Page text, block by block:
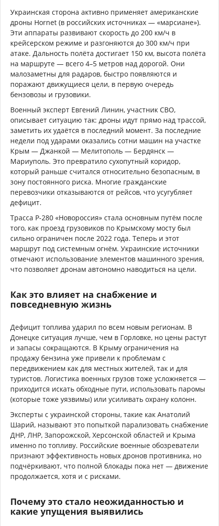
Украинская сторона активно применяет американские
дроны Hornet (в российских источниках — «марсиане»).
Эти аппараты развивают скорость до 200 км/ч в
крейсерском режиме и разгоняются до 300 км/ч при
атаке. Дальность полёта достигает 150 км, высота полёта
на маршруте — всего 4–5 метров над дорогой. Они
малозаметны для радаров, быстро появляются и
поражают движущиеся цели, в первую очередь
бензовозы и грузовики.
Военный эксперт Евгений Линин, участник СВО,
описывает ситуацию так: дроны идут прямо над трассой,
заметить их удаётся в последний момент. За последние
недели под ударами оказались сотни машин на участке
Крым — Джанкой — Мелитополь — Бердянск —
Мариуполь. Это превратило сухопутный коридор,
который раньше считался относительно безопасным, в
зону постоянного риска. Многие гражданские
перевозчики отказываются от рейсов, что усугубляет
дефицит.
Трасса Р-280 «Новороссия» стала основным путём после
того, как проезд грузовиков по Крымскому мосту был
сильно ограничен после 2022 года. Теперь и этот
маршрут под системным огнём. Украинские источники
отмечают использование элементов машинного зрения,
что позволяет дронам автономно наводиться на цели.
Как это влияет на снабжение и
повседневную жизнь
Дефицит топлива ударил по всем новым регионам. В
Донецке ситуация лучше, чем в Горловке, но цены растут
и запасы сокращаются. В Крыму ограничения на
продажу бензина уже привели к проблемам с
передвижением как для местных жителей, так и для
туристов. Логистика военных грузов тоже усложняется —
приходится искать обходные пути, использовать паромы
(которые тоже уязвимы) или усиливать охрану колонн.
Эксперты с украинской стороны, такие как Анатолий
Шарий, называют это попыткой парализовать снабжение
ДНР, ЛНР, Запорожской, Херсонской областей и Крыма
именно по топливу. Российские военные обозреватели
признают эффективность новых дронов противника, но
подчёркивают, что полной блокады пока нет — движение
продолжается, хотя и с рисками.
Почему это стало неожиданностью и
какие упущения выявились